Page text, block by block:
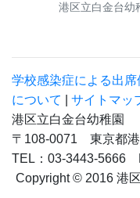
港区立白金台幼
学校感染症による出席
について
サイトマッ
港区立白金台幼稚園
〒108-0071 東京都
TEL：03-3443-5666
Copyright © 2016 港